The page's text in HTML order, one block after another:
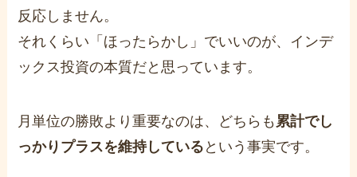
反応しません。
それくらい「ほったらかし」でいいのが、インデ
ックス投資の本質だと思っています。
月単位の勝敗より重要なのは、どちらも 累計でし
っかりプラスを維持している という事実です。